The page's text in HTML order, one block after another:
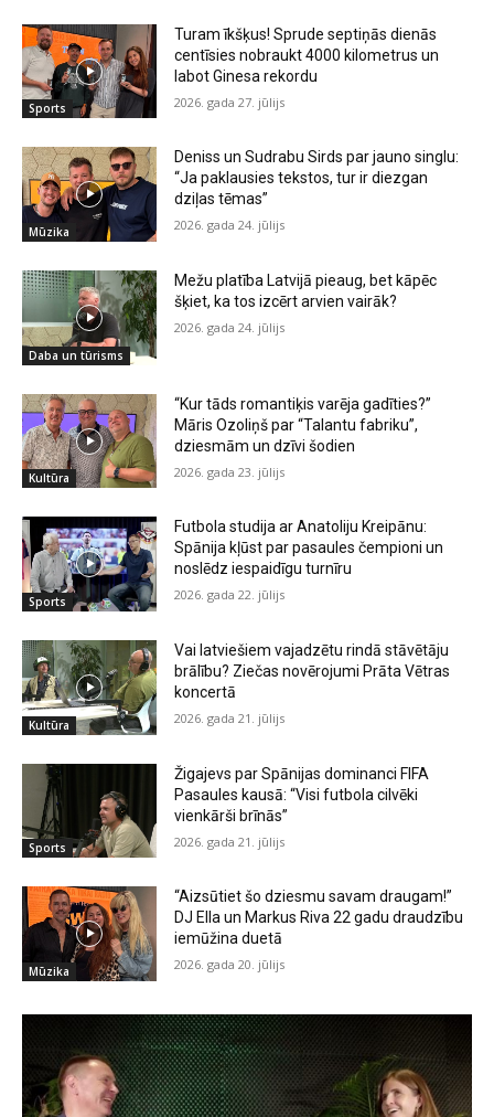
Sports
Turam īkšķus! Sprude septiņās dienās
centīsies nobraukt 4000 kilometrus un
labot Ginesa rekordu
2026. gada 27. jūlijs
Mūzika
Deniss un Sudrabu Sirds par jauno singlu:
“Ja paklausies tekstos, tur ir diezgan
dziļas tēmas”
2026. gada 24. jūlijs
Daba un tūrisms
Mežu platība Latvijā pieaug, bet kāpēc
šķiet, ka tos izcērt arvien vairāk?
2026. gada 24. jūlijs
Kultūra
“Kur tāds romantiķis varēja gadīties?”
Māris Ozoliņš par “Talantu fabriku”,
dziesmām un dzīvi šodien
2026. gada 23. jūlijs
Sports
Futbola studija ar Anatoliju Kreipānu:
Spānija kļūst par pasaules čempioni un
noslēdz iespaidīgu turnīru
2026. gada 22. jūlijs
Kultūra
Vai latviešiem vajadzētu rindā stāvētāju
brālību? Ziečas novērojumi Prāta Vētras
koncertā
2026. gada 21. jūlijs
Sports
Žigajevs par Spānijas dominanci FIFA
Pasaules kausā: “Visi futbola cilvēki
vienkārši brīnās”
2026. gada 21. jūlijs
Mūzika
“Aizsūtiet šo dziesmu savam draugam!”
DJ Ella un Markus Riva 22 gadu draudzību
iemūžina duetā
2026. gada 20. jūlijs